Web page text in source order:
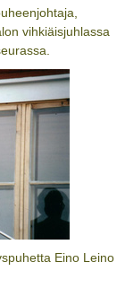
vihkiäisjuhlassa
Eino Leino